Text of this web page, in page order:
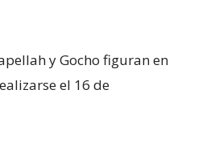
y Gocho figuran en
el 16 de